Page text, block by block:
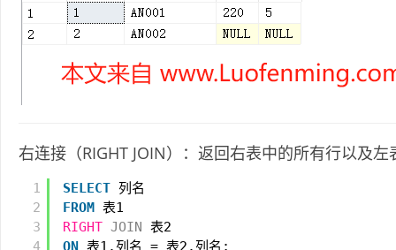
右连接（RIGHT JOIN）：返回右表中的所有行以及左
1
2
3
4
SELECT 列名
FROM 表1
RIGHT JOIN 表2
ON 表1.列名 = 表2.列名;